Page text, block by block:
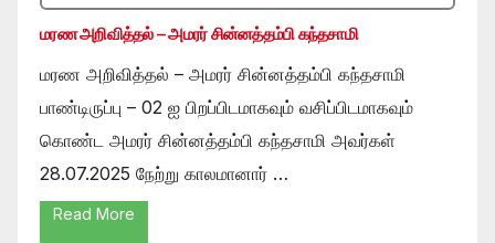
மரண அறிவித்தல் – அமரர் சின்னத்தம்பி கந்தசாமி
மரண அறிவித்தல் – அமரர் சின்னத்தம்பி கந்தசாமி
பாண்டிருப்பு – 02 ஐ பிறப்பிடமாகவும் வசிப்பிடமாகவும்
கொண்ட அமரர் சின்னத்தம்பி கந்தசாமி அவர்கள்
28.07.2025 நேற்று காலமானார் …
Read More